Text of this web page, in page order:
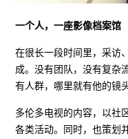
一个人，一座影像档案馆
在很长一段时间里，采访
成。没有团队，没有复杂
有人群，哪里就有他的镜头
多伦多电视的内容，以社
各类活动。同时，也策划